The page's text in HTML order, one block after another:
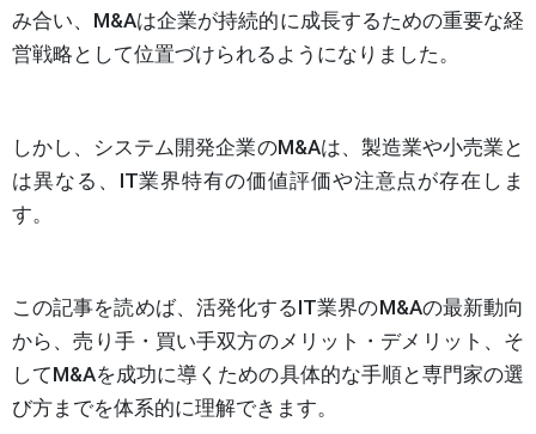
み合い、M&Aは企業が持続的に成長するための重要な経
営戦略として位置づけられるようになりました。
しかし、システム開発企業のM&Aは、製造業や小売業と
は異なる、IT業界特有の価値評価や注意点が存在しま
す。
この記事を読めば、活発化するIT業界のM&Aの最新動向
から、売り手・買い手双方のメリット・デメリット、そ
してM&Aを成功に導くための具体的な手順と専門家の選
び方までを体系的に理解できます。